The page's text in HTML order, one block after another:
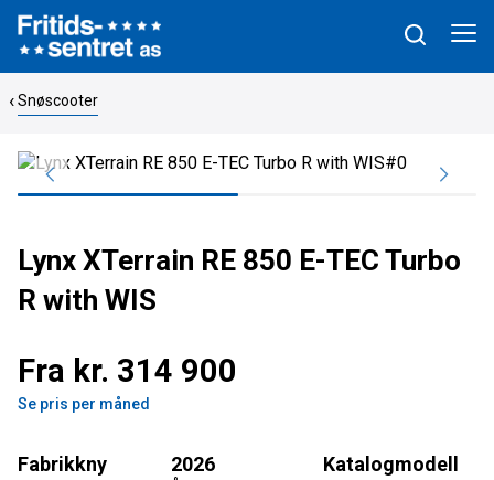
Snøscooter
Lynx XTerrain RE 850 E-TEC Turbo
R with WIS
Fra kr. 314 900
Se pris per måned
Fabrikkny 2026 Katalogmodell